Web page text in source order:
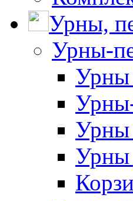
Урны,
Урны-
Урны
Урны
Урны